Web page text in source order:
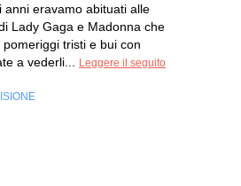
anni eravamo abituati alle
Lady Gaga e Madonna che
tristi e bui con
a vederli...
Leggere il seguito